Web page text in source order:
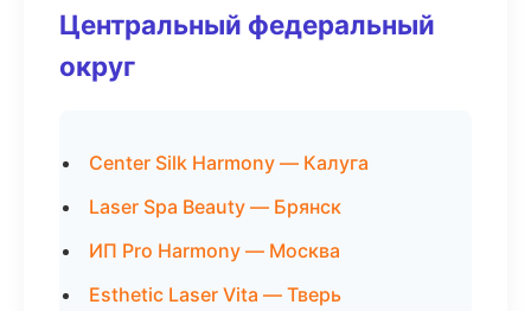
Центральный федеральный
округ
Center Silk Harmony — Калуга
Laser Spa Beauty — Брянск
ИП Pro Harmony — Москва
Esthetic Laser Vita — Тверь